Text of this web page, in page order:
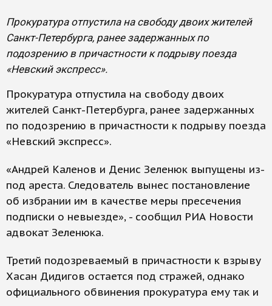
Прокуратура отпустила на свободу двоих жителей
Санкт-Петербурга, ранее задержанных по
подозрению в причастности к подрыву поезда
«Невский экспресс».
Прокуратура отпустила на свободу двоих
жителей Санкт-Петербурга, ранее задержанных
по подозрению в причастности к подрыву поезда
«Невский экспресс».
«Андрей Каленов и Денис Зеленюк выпущены из-
под ареста. Следователь вынес постановление
об избрании им в качестве меры пресечения
подписки о невыезде», - сообщил РИА Новости
адвокат Зеленюка.
Третий подозреваемый в причастности к взрыву
Хасан Дидигов остается под стражей, однако
официального обвинения прокуратура ему так и